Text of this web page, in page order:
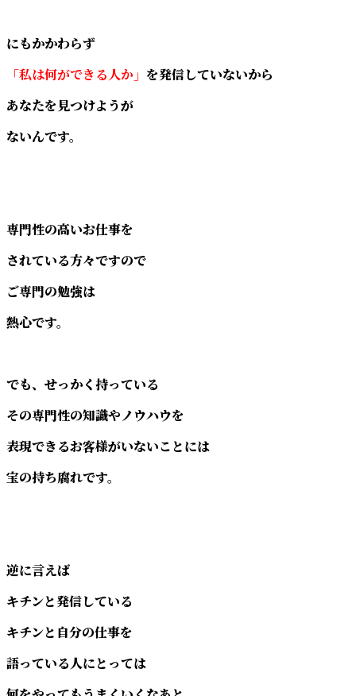
にもかかわらず
「私は何ができる人か」 を発信していないから
あなたを見つけようが
ないんです。
専門性の高いお仕事を
されている方々ですので
ご専門の勉強は
熱心です。
でも、せっかく持っている
その専門性の知識やノウハウを
表現できるお客様がいないことには
宝の持ち腐れです。
逆に言えば
キチンと発信している
キチンと自分の仕事を
語っている人にとっては